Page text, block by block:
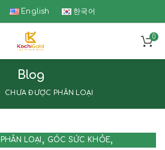
English 한국어
0
Blog
CHƯA ĐƯỢC PHÂN LOẠI
LOẠI , GÓC SỨC KHỎE,